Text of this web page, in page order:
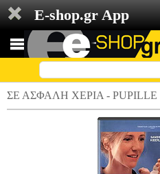
E-shop.gr App
ΣΕ ΑΣΦΑΛΗ ΧΕΡΙΑ - PUPILLE